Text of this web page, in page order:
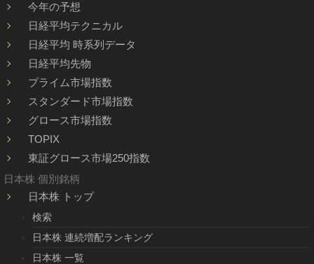
今年の予想
日経平均テクニカル
日経平均 時系列データ
日経平均先物
プライム市場指数
スタンダード市場指数
グロース市場指数
TOPIX
東証グロース市場250指数
日本株 個別銘柄
日本株 トップ
検索
日本株 連続増配ランキング
日本株 一覧